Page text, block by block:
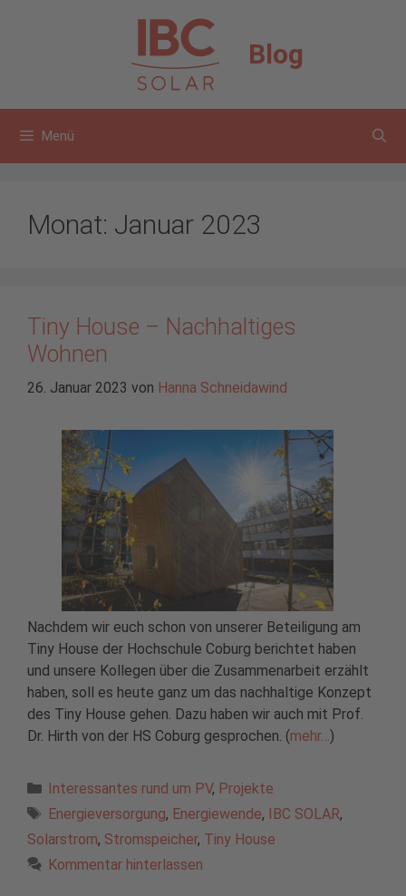
Blog
Menü
Monat: Januar 2023
Tiny House – Nachhaltiges
Wohnen
26. Januar 2023 von Hanna Schneidawind
Nachdem wir euch schon von unserer Beteiligung am
Tiny House der Hochschule Coburg berichtet haben
und unsere Kollegen über die Zusammenarbeit erzählt
haben, soll es heute ganz um das nachhaltige Konzept
des Tiny House gehen. Dazu haben wir auch mit Prof.
Dr. Hirth von der HS Coburg gesprochen. (mehr…)
Kategorien
Interessantes rund um PV, Projekte
Schlagwörter
Energieversorgung, Energiewende, IBC SOLAR,
Solarstrom, Stromspeicher, Tiny House
Kommentar hinterlassen